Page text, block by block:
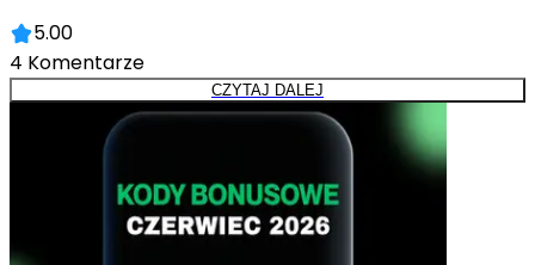
5.00
4 Komentarze
CZYTAJ DALEJ